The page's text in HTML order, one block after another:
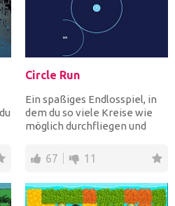
Circle Run
Ein spaßiges Endlosspiel, in
dem du so viele Kreise wie
möglich durchfliegen und
67 11